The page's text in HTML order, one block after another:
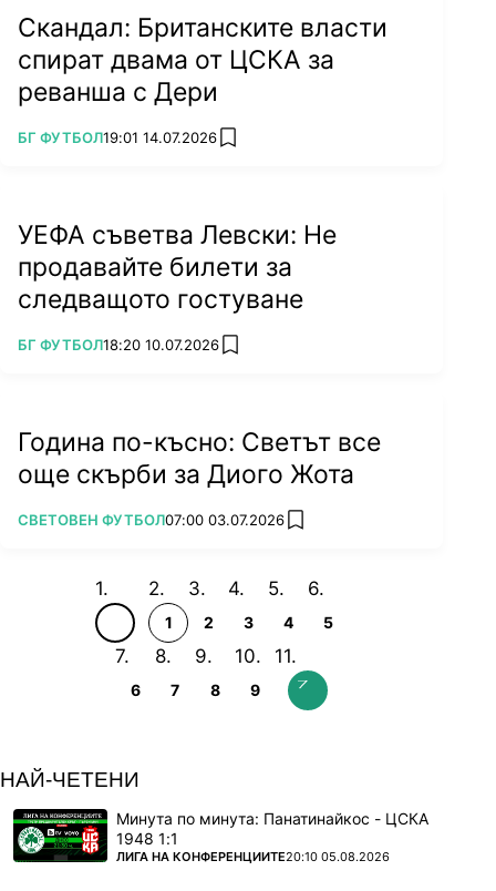
Скандал: Британските власти
спират двама от ЦСКА за
реванша с Дери
ПОВЕЧЕ ОТ
БГ ФУТБОЛ19:01 14.07.2026 add favorites
УЕФА съветва Левски: Не
продавайте билети за
следващото гостуване
ПОВЕЧЕ ОТ
БГ ФУТБОЛ18:20 10.07.2026 add favorites
Година по-късно: Светът все
още скърби за Диого Жота
ПОВЕЧЕ ОТ
СВЕТОВЕН ФУТБОЛ07:00 03.07.2026 add favorites
1 2 3 4 5
6 7 8 9
НАЙ-ЧЕТЕНИ
Минута по минута: Панатинайкос - ЦСКА
1948 1:1
ПОВЕЧЕ ОТ
ЛИГА НА КОНФЕРЕНЦИИТЕ20:10 05.08.2026